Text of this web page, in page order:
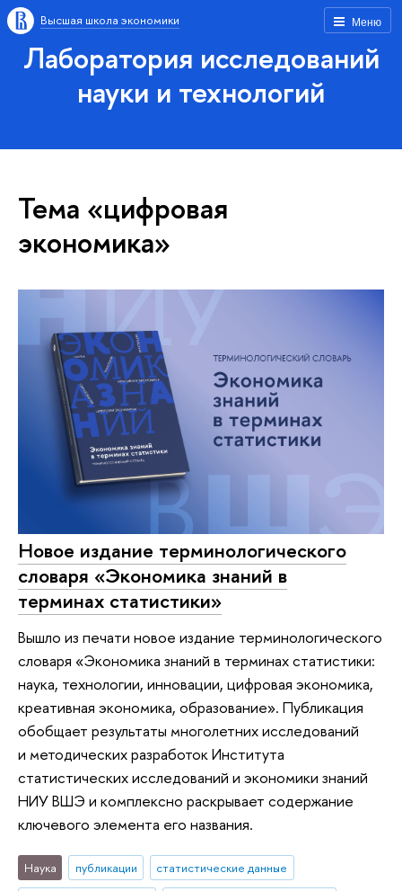
Меню
Высшая школа экономики
Лаборатория исследований
науки и технологий
Тема «цифровая
экономика»
Новое издание терминологического
словаря «Экономика знаний в
терминах статистики»
Вышло из печати новое издание терминологического
словаря «Экономика знаний в терминах статистики:
наука, технологии, инновации, цифровая экономика,
креативная экономика, образование». Публикация
обобщает результаты многолетних исследований
и методических разработок Института
статистических исследований и экономики знаний
НИУ ВШЭ и комплексно раскрывает содержание
ключевого элемента его названия.
Наука публикации
статистические данные